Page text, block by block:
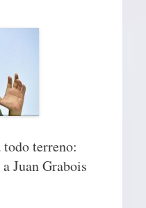
terreno:
Juan Grabois